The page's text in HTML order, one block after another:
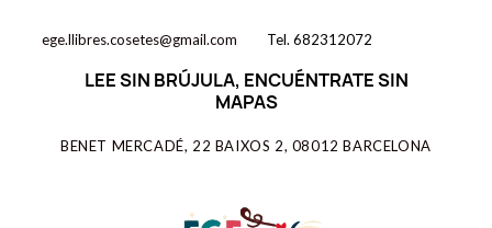
ege.llibres.cosetes@gmail.com Tel. 682312072
LEE SIN BRÚJULA, ENCUÉNTRATE SIN
MAPAS
BENET MERCADÉ, 22 BAIXOS 2, 08012 BARCELONA